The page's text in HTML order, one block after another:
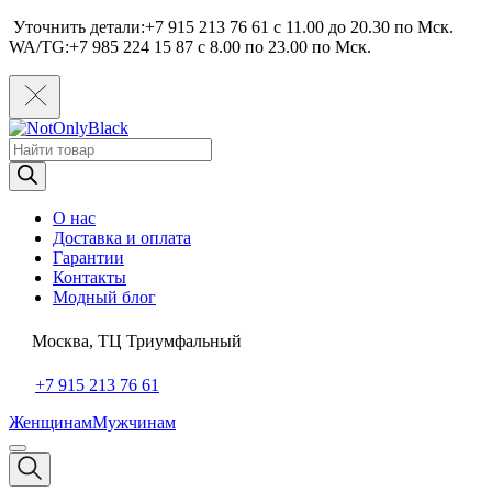
Уточнить детали:+7 915 213 76 61 c 11.00 до 20.30 по Мcк.
WA/TG:+7 985 224 15 87 c 8.00 по 23.00 по Мcк.
Поиск
товаров
О нас
Доставка и оплата
Гарантии
Контакты
Модный блог
Москва, ТЦ Триумфальный
+7 915 213 76 61
ЖенщинамМужчинам